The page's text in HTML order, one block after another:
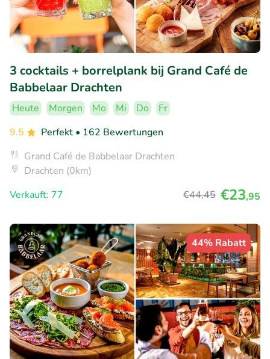
3 cocktails + borrelplank bij Grand Café de
Babbelaar Drachten
Heute Morgen Mo Mi Do
Fr
9.5
Perfekt • 162 Bewertungen
Grand Café de Babbelaar Drachten
Drachten (0km)
Verkauft: 77
€44,45 €23,95
44% Rabatt